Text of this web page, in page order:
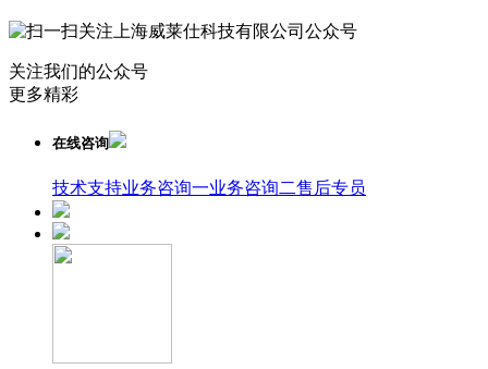
关注我们的公众号
更多精彩
在线咨询
技术支持业务咨询一业务咨询二售后专员